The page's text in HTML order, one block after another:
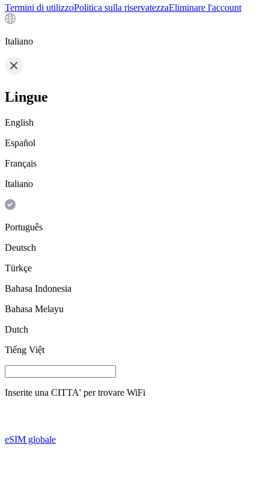
Termini di utilizzoPolitica sulla riservatezzaEliminare l'account
Italiano
Lingue
English
Español
Français
Italiano
Português
Deutsch
Türkçe
Bahasa Indonesia
Bahasa Melayu
Dutch
Tiếng Việt
Inserite una CITTA' per trovare WiFi
eSIM globale